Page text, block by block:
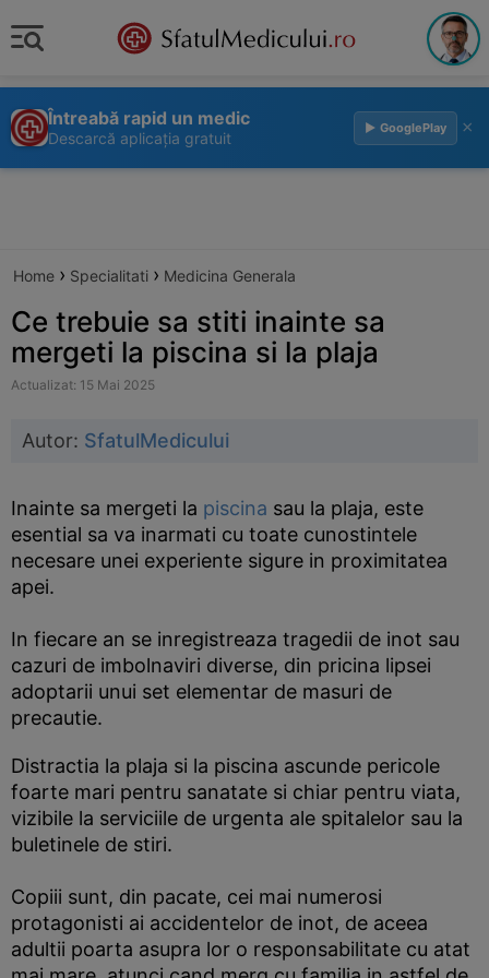
Întreabă rapid un medic
Descarcă aplicația gratuit
▶ GooglePlay ×
Home › Specialitati › Medicina Generala
Ce trebuie sa stiti inainte sa
mergeti la piscina si la plaja
Actualizat: 15 Mai 2025
Autor: SfatulMedicului
Inainte sa mergeti la piscina sau la plaja, este
esential sa va inarmati cu toate cunostintele
necesare unei experiente sigure in proximitatea
apei.
In fiecare an se inregistreaza tragedii de inot sau
cazuri de imbolnaviri diverse, din pricina lipsei
adoptarii unui set elementar de masuri de
precautie.
Distractia la plaja si la piscina ascunde pericole
foarte mari pentru sanatate si chiar pentru viata,
vizibile la serviciile de urgenta ale spitalelor sau la
buletinele de stiri.
Copiii sunt, din pacate, cei mai numerosi
protagonisti ai accidentelor de inot, de aceea
adultii poarta asupra lor o responsabilitate cu atat